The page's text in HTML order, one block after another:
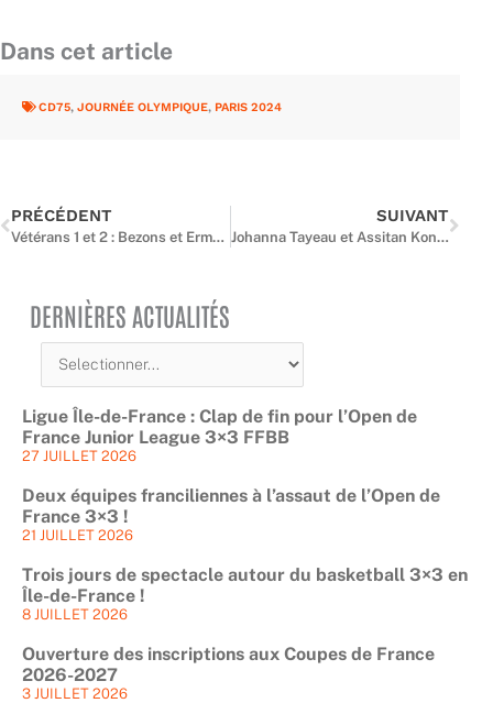
Dans cet article
CD75, JOURNÉE OLYMPIQUE, PARIS 2024
PRÉCÉDENT
Vétérans 1 et 2 : Bezons et Ermont raflent la mise
SUIVANT
Johanna Tayeau et Assitan Koné en or
DERNIÈRES ACTUALITÉS
Ligue Île-de-France : Clap de fin pour l’Open de
France Junior League 3×3 FFBB
27 JUILLET 2026
Deux équipes franciliennes à l’assaut de l’Open de
France 3×3 !
21 JUILLET 2026
Trois jours de spectacle autour du basketball 3×3 en
Île-de-France !
8 JUILLET 2026
Ouverture des inscriptions aux Coupes de France
2026-2027
3 JUILLET 2026